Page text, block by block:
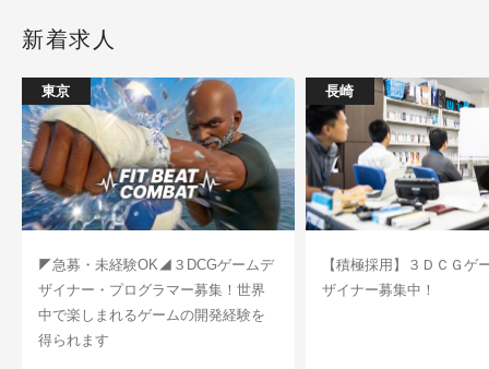
新着求人
東京
◤急募・未経験OK◢３DCGゲームデ
ザイナー・プログラマー募集！世界
中で楽しまれるゲームの開発経験を
得られます
長崎
【積極採用】３ＤＣＧゲ
ザイナー募集中！